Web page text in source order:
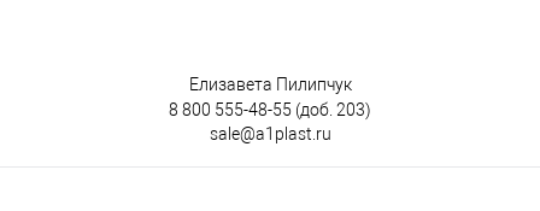
Елизавета Пилипчук
8 800 555-48-55 (доб. 203)
sale@a1plast.ru